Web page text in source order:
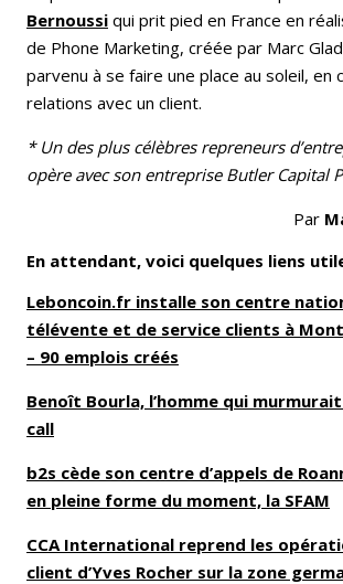
Bernoussi qui prit pied en France en
de Phone Marketing, créée par Marc
parvenu à se faire une place au soleil, en
relations avec un client.
* Un des plus célèbres repreneurs
opère avec son entreprise Butler Capital
Par
En attendant, voici quelques liens
Leboncoin.fr installe son centre
télévente et de service clients à
– 90 emplois créés
Benoît Bourla, l’homme qui
call
b2s cède son centre d’appels de
en pleine forme du moment, la SFAM
CCA International reprend les
client d’Yves Rocher sur la zone